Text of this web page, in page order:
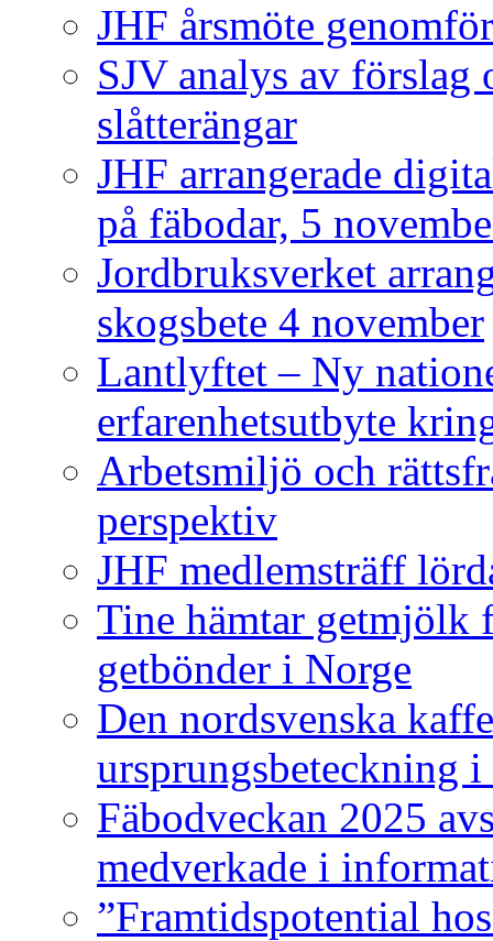
JHF årsmöte
SJV analys av förslag
slåtterängar
JHF arrangerade
på fäbodar, 5
Jordbruksverket
skogsbete 4 november
Lantlyftet – Ny
erfarenhetsutbyte
Arbetsmiljö och
perspektiv
JHF medlemsträff
Tine hämtar getmjölk
getbönder i Norge
Den nordsvenska
ursprungsbeteckning
Fäbodveckan 2025
medverkade i
”Framtidspotential